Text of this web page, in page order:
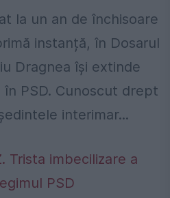
la un an de închisoare
instanță, în Dosarul
Dragnea își extinde
PSD. Cunoscut drept
interimar...